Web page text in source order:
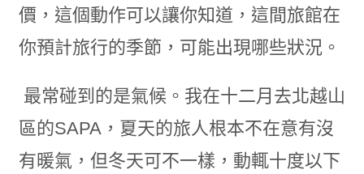
價，這個動作可以讓你知道，這間旅館在
你預計旅行的季節，可能出現哪些狀況。
最常碰到的是氣候。我在十二月去北越山
區的SAPA，夏天的旅人根本不在意有沒
有暖氣，但冬天可不一樣，動輒十度以下